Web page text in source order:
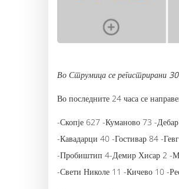
Во Струмица се регистрирани 30
Во последните 24 часа се
-Скопје 627 -Куманово 73 -
-Кавадарци 40 -Гостивар 84 -
-Пробиштип 4-Демир Хисар 2 -
-Свети Николе 11 -Кичево 10 -